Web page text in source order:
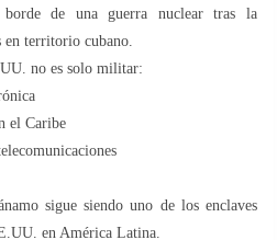
de una guerra nuclear tras la
en territorio cubano.
no es solo militar:
el Caribe
sigue siendo uno de los enclaves
en América Latina.